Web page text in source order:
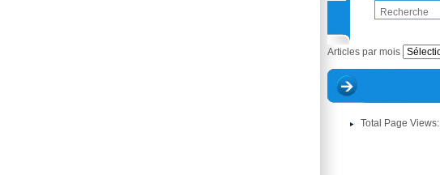
Articles
Articles par mois
Total Page Views: